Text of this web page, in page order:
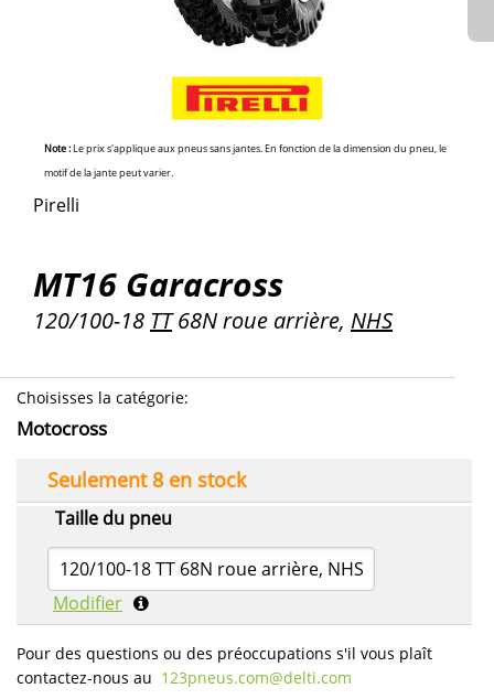
Note :Le prix s'applique aux pneus sans jantes. En fonction de la dimension du pneu, le
motif de la jante peut varier.
Pirelli
MT16 Garacross
120/100-18 TT68N roue arrière, NHS
Choisisses la catégorie:
Motocross
Taille du pneu
120/100-18 TT 68N roue arrière, NHS
Modifier
Seulement 8 en stock
Pour des questions ou des préoccupations s'il vous plaît
contactez-nous au 123pneus.com​@delti.com